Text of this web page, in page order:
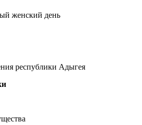
женский день
республики Адыгея